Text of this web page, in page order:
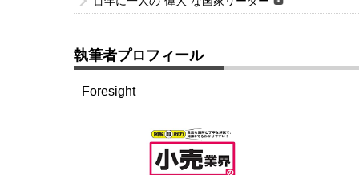
執筆者プロフィール
Foresight